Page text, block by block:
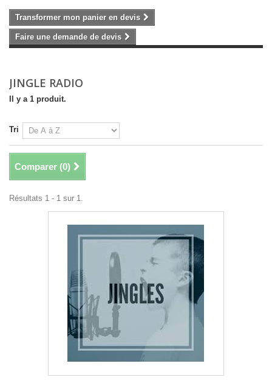
Transformer mon panier en devis
Faire une demande de devis
JINGLE RADIO
Il y a 1 produit.
Tri
Comparer (0)
Résultats 1 - 1 sur 1.